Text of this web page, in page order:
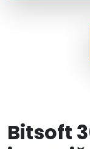
Bitsoft